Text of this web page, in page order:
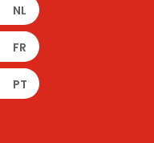
NL
FR
PT